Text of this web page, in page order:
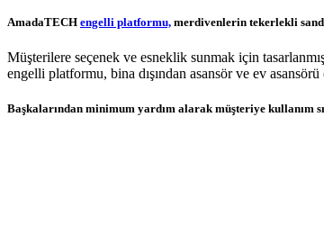
AmadaTECH engelli platformu, merdivenlerin tekerlekli
Müşterilere seçenek ve esneklik sunmak için
engelli platformu, bina dışından asansör ve ev
Başkalarından minimum yardım alarak müşteriye kullanım